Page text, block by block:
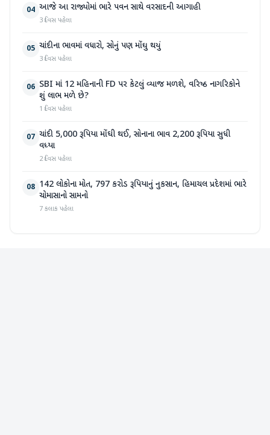
04 આજે આ રાજ્યોમાં ભારે પવન સાથે વરસાદની આગાહી
3 દિવસ પહેલા
05 ચાંદીના ભાવમાં વધારો, સોનું પણ મોંઘુ થયું
3 દિવસ પહેલા
06 SBI માં 12 મહિનાની FD પર કેટલું વ્યાજ મળશે, વરિષ્ઠ નાગરિકોને
શું લાભ મળે છે?
1 દિવસ પહેલા
07 ચાંદી 5,000 રૂપિયા મોંઘી થઈ, સોનાના ભાવ 2,200 રૂપિયા સુધી
વધ્યા
2 દિવસ પહેલા
08 142 લોકોના મોત, 797 કરોડ રૂપિયાનું નુકસાન, હિમાચલ પ્રદેશમાં ભારે
ચોમાસાનો સામનો
7 કલાક પહેલા